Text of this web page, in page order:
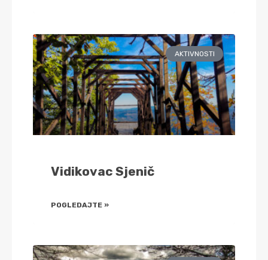
AKTIVNOSTI
Vidikovac Sjenič
POGLEDAJTE »